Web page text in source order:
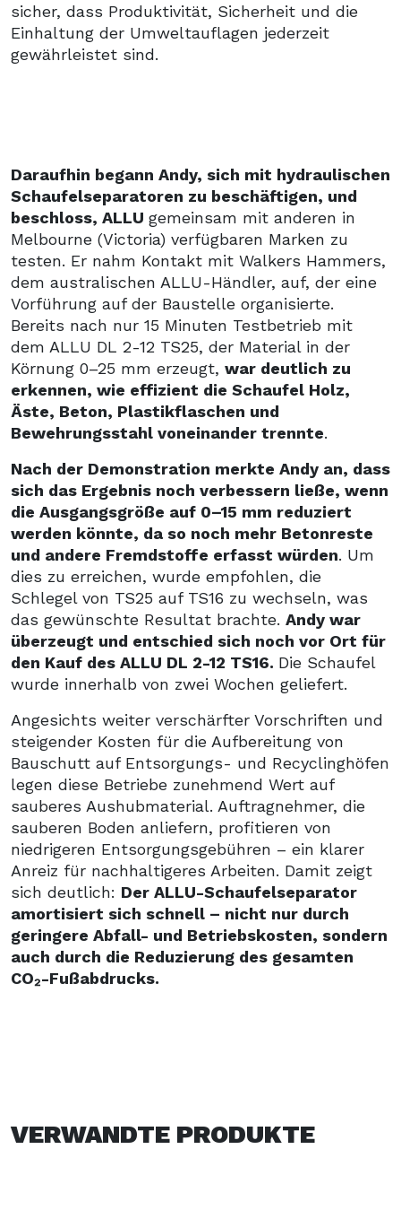
sicher, dass Produktivität, Sicherheit und die
Einhaltung der Umweltauflagen jederzeit
gewährleistet sind.
Daraufhin begann Andy, sich mit hydraulischen
Schaufelseparatoren zu beschäftigen, und
beschloss, ALLU gemeinsam mit anderen in
Melbourne (Victoria) verfügbaren Marken zu
testen. Er nahm Kontakt mit Walkers Hammers,
dem australischen ALLU-Händler, auf, der eine
Vorführung auf der Baustelle organisierte.
Bereits nach nur 15 Minuten Testbetrieb mit
dem ALLU DL 2-12 TS25, der Material in der
Körnung 0–25 mm erzeugt, war deutlich zu
erkennen, wie effizient die Schaufel Holz,
Äste, Beton, Plastikflaschen und
Bewehrungsstahl voneinander trennte.
Nach der Demonstration merkte Andy an, dass
sich das Ergebnis noch verbessern ließe, wenn
die Ausgangsgröße auf 0–15 mm reduziert
werden könnte, da so noch mehr Betonreste
und andere Fremdstoffe erfasst würden. Um
dies zu erreichen, wurde empfohlen, die
Schlegel von TS25 auf TS16 zu wechseln, was
das gewünschte Resultat brachte. Andy war
überzeugt und entschied sich noch vor Ort für
den Kauf des ALLU DL 2-12 TS16. Die Schaufel
wurde innerhalb von zwei Wochen geliefert.
Angesichts weiter verschärfter Vorschriften und
steigender Kosten für die Aufbereitung von
Bauschutt auf Entsorgungs- und Recyclinghöfen
legen diese Betriebe zunehmend Wert auf
sauberes Aushubmaterial. Auftragnehmer, die
sauberen Boden anliefern, profitieren von
niedrigeren Entsorgungsgebühren – ein klarer
Anreiz für nachhaltigeres Arbeiten. Damit zeigt
sich deutlich: Der ALLU-Schaufelseparator
amortisiert sich schnell – nicht nur durch
geringere Abfall- und Betriebskosten, sondern
auch durch die Reduzierung des gesamten
CO₂-Fußabdrucks.
VERWANDTE PRODUKTE